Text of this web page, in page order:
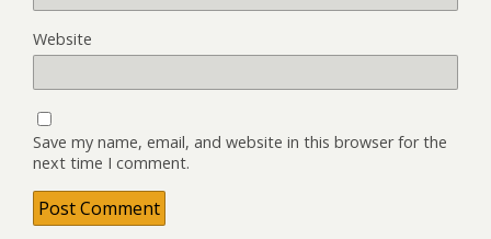
Website
Save my name, email, and website in this browser for the
next time I comment.